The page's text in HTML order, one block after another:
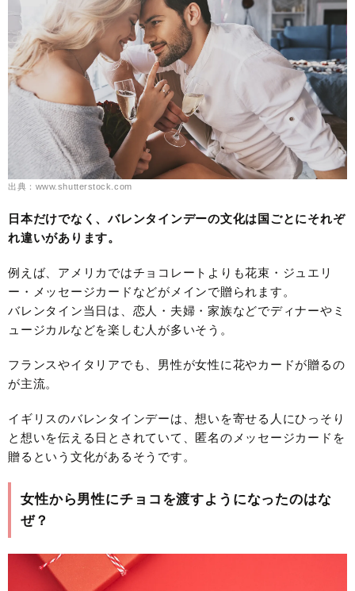
出典：www.shutterstock.com
日本だけでなく、バレンタインデーの文化は国ごとにそれぞ
れ違いがあります。
例えば、アメリカではチョコレートよりも花束・ジュエリ
ー・メッセージカードなどがメインで贈られます。
バレンタイン当日は、恋人・夫婦・家族などでディナーやミ
ュージカルなどを楽しむ人が多いそう。
フランスやイタリアでも、男性が女性に花やカードが贈るの
が主流。
イギリスのバレンタインデーは、想いを寄せる人にひっそり
と想いを伝える日とされていて、匿名のメッセージカードを
贈るという文化があるそうです。
女性から男性にチョコを渡すようになったのはな
ぜ？